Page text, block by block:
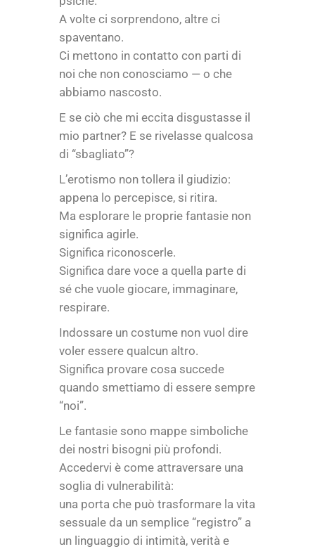
A volte ci sorprendono, altre ci
spaventano.
Ci mettono in contatto con parti di
noi che non conosciamo — o che
abbiamo nascosto.
E se ciò che mi eccita disgustasse il
mio partner? E se rivelasse qualcosa
di “sbagliato”?
L’erotismo non tollera il giudizio:
appena lo percepisce, si ritira.
Ma esplorare le proprie fantasie non
significa agirle.
Significa riconoscerle.
Significa dare voce a quella parte di
sé che vuole giocare, immaginare,
respirare.
Indossare un costume non vuol dire
voler essere qualcun altro.
Significa provare cosa succede
quando smettiamo di essere sempre
“noi”.
Le fantasie sono mappe simboliche
dei nostri bisogni più profondi.
Accedervi è come attraversare una
soglia di vulnerabilità:
una porta che può trasformare la vita
sessuale da un semplice “registro” a
un linguaggio di intimità, verità e